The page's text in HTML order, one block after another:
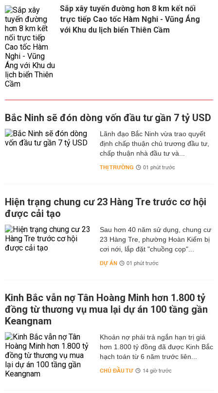
Sắp xây tuyến đường hơn 8 km kết nối
trực tiếp Cao tốc Hàm Nghi - Vũng Áng
với Khu du lịch biển Thiên Cầm
Bắc Ninh sẽ đón dòng vốn đầu tư gần 7 tỷ USD
Lãnh đạo Bắc Ninh vừa trao quyết
định chấp thuận chủ trương đầu tư,
chấp thuận nhà đầu tư và...
THỊ TRƯỜNG 01 phút trước
Hiện trạng chung cư 23 Hàng Tre trước cơ hội
được cải tạo
Sau hơn 40 năm sử dụng, chung cư
23 Hàng Tre, phường Hoàn Kiếm bị
cơi nới, lắp đặt "chuồng cọp"...
DỰ ÁN 01 phút trước
Kinh Bắc vẫn nợ Tân Hoàng Minh hơn 1.800 tỷ
đồng từ thương vụ mua lại dự án 100 tầng gần
Keangnam
hơn 1.800 tỷ đồng đã được Kinh Bắc
hạch toán từ 6 năm trước liên...
CHỦ ĐẦU TƯ 14 giờ trước